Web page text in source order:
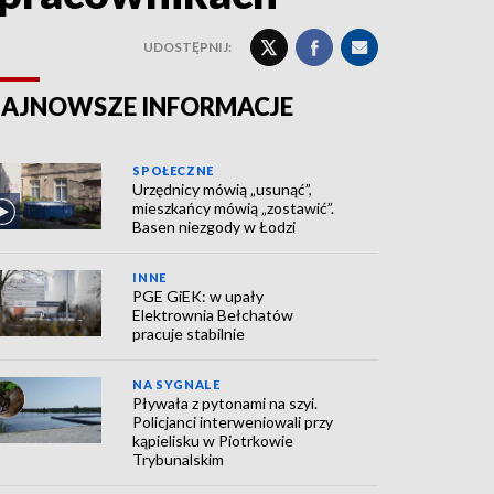
UDOSTĘPNIJ:
INFORMACJE
SPOŁECZNE
Urzędnicy mówią „usunąć”,
mieszkańcy mówią „zostawić”.
Basen niezgody w Łodzi
INNE
PGE GiEK: w upały
Elektrownia Bełchatów
pracuje stabilnie
NA SYGNALE
Pływała z pytonami na szyi.
Policjanci interweniowali przy
kąpielisku w Piotrkowie
Trybunalskim